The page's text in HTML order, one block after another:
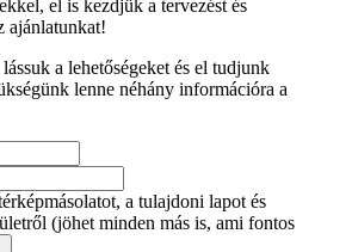
el is kezdjük a tervezést és
ajánlatunkat!
a lehetőségeket és el tudjunk
lenne néhány információra a
a tulajdoni lapot és
(jöhet minden más is, ami fontos